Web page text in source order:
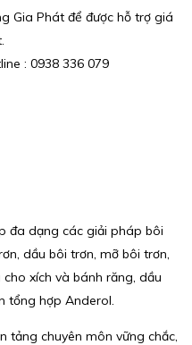
Gia Phát để được hỗ trợ giá
: 0938 336 079
đa dạng các giải pháp bôi
dầu bôi trơn, mỡ bôi trơn,
xích và bánh răng, dầu
tổng hợp Anderol.
tảng chuyên môn vững chắc,